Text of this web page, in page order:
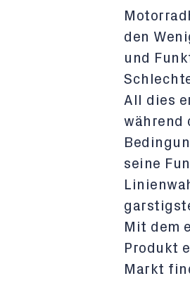
den
und
All dies
während
seine
Mit dem
Produkt
Markt